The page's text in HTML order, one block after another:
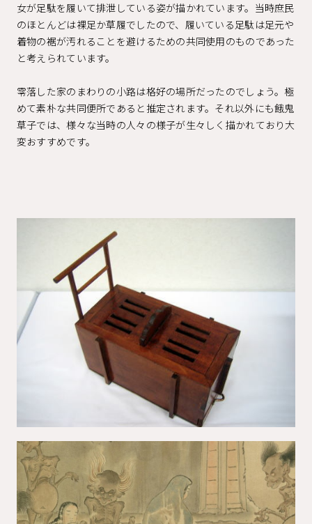
女が足駄を履いて排泄している姿が描かれています。当時庶民
のほとんどは裸足か草履でしたので、履いている足駄は足元や
着物の裾が汚れることを避けるための共同使用のものであった
と考えられています。
零落した家のまわりの小路は格好の場所だったのでしょう。極
めて素朴な共同便所であると推定されます。それ以外にも餓鬼
草子では、様々な当時の人々の様子が生々しく描かれており大
変おすすめです。